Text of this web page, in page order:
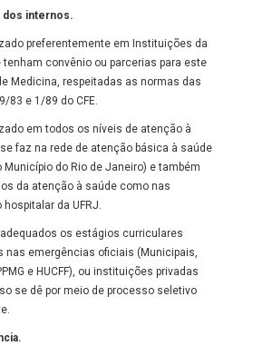
dos internos.
preferentemente em Instituições da
tenham convênio ou parcerias para este
Medicina, respeitadas as normas das
83 e 1/89 do CFE.
em todos os níveis de atenção à
faz na rede de atenção básica à saúde
Município do Rio de Janeiro) e também
da atenção à saúde como nas
da UFRJ.
os estágios curriculares
nas emergências oficiais (Municipais,
e HUCFF), ou instituições privadas
se dê por meio de processo seletivo